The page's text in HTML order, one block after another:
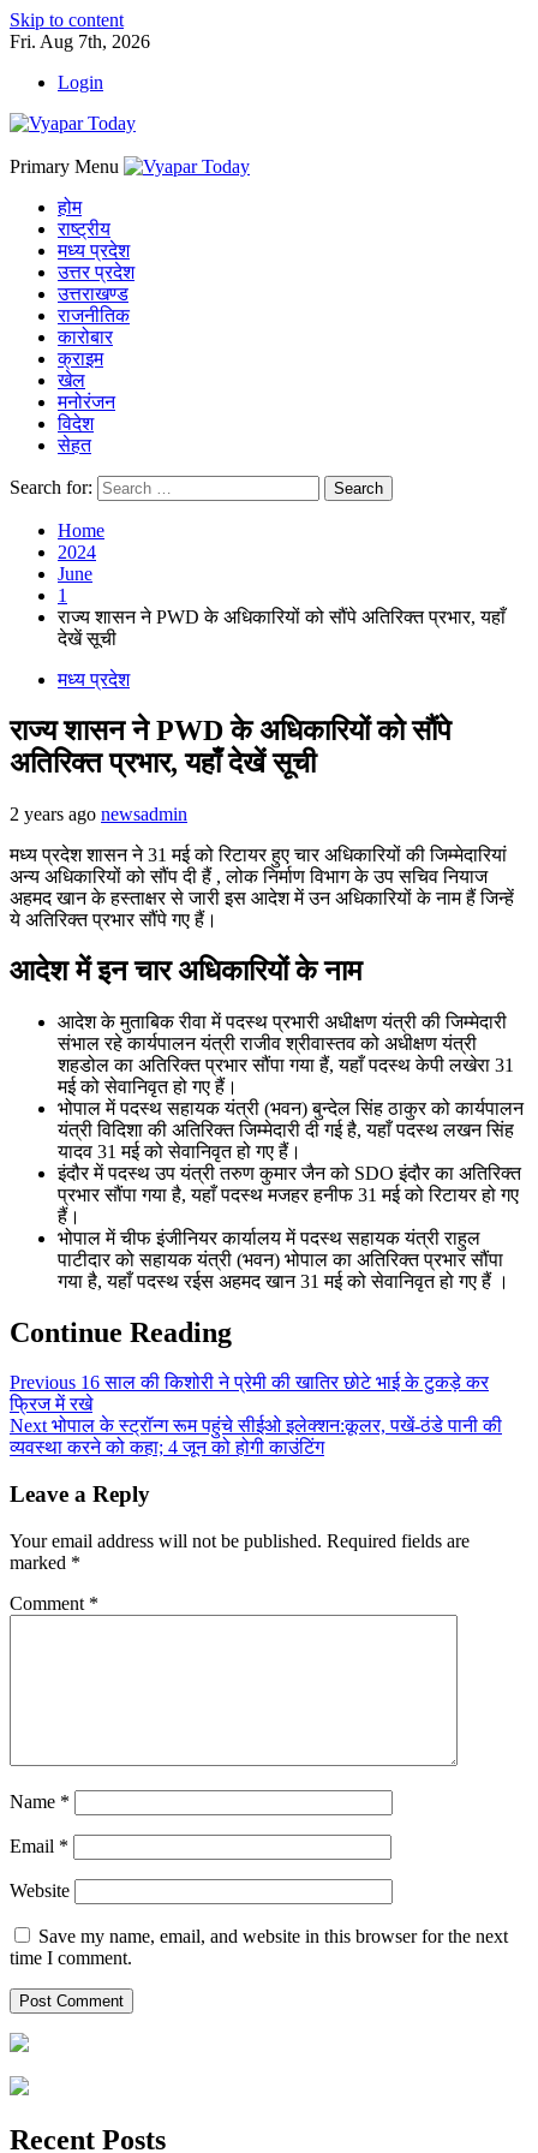
Skip to content
Fri. Aug 7th, 2026
Login
Primary Menu
होम
राष्ट्रीय
मध्य प्रदेश
उत्तर प्रदेश
उत्तराखण्ड
राजनीतिक
कारोबार
क्राइम
खेल
मनोरंजन
विदेश
सेहत
Search for:
Home
2024
June
1
राज्य शासन ने PWD के अधिकारियों को सौंपे अतिरिक्त प्रभार, यहाँ
देखें सूची
मध्य प्रदेश
राज्य शासन ने PWD के अधिकारियों को सौंपे
अतिरिक्त प्रभार, यहाँ देखें सूची
2 years ago newsadmin
मध्य प्रदेश शासन ने 31 मई को रिटायर हुए चार अधिकारियों की जिम्मेदारियां
अन्य अधिकारियों को सौंप दी हैं , लोक निर्माण विभाग के उप सचिव नियाज
अहमद खान के हस्ताक्षर से जारी इस आदेश में उन अधिकारियों के नाम हैं जिन्हें
ये अतिरिक्त प्रभार सौंपे गए हैं।
आदेश में इन चार अधिकारियों के नाम
आदेश के मुताबिक रीवा में पदस्थ प्रभारी अधीक्षण यंत्री की जिम्मेदारी
संभाल रहे कार्यपालन यंत्री राजीव श्रीवास्तव को अधीक्षण यंत्री
शहडोल का अतिरिक्त प्रभार सौंपा गया हैं, यहाँ पदस्थ केपी लखेरा 31
मई को सेवानिवृत हो गए हैं।
भोपाल में पदस्थ सहायक यंत्री (भवन) बुन्देल सिंह ठाकुर को कार्यपालन
यंत्री विदिशा की अतिरिक्त जिम्मेदारी दी गई है, यहाँ पदस्थ लखन सिंह
यादव 31 मई को सेवानिवृत हो गए हैं।
इंदौर में पदस्थ उप यंत्री तरुण कुमार जैन को SDO इंदौर का अतिरिक्त
प्रभार सौंपा गया है, यहाँ पदस्थ मजहर हनीफ 31 मई को रिटायर हो गए
हैं।
भोपाल में चीफ इंजीनियर कार्यालय में पदस्थ सहायक यंत्री राहुल
पाटीदार को सहायक यंत्री (भवन) भोपाल का अतिरिक्त प्रभार सौंपा
गया है, यहाँ पदस्थ रईस अहमद खान 31 मई को सेवानिवृत हो गए हैं ।
Continue Reading
Previous 16 साल की किशोरी ने प्रेमी की खातिर छोटे भाई के टुकड़े कर
फ्रिज में रखे
Nextभोपाल के स्ट्रॉन्ग रूम पहुंचे सीईओ इलेक्शन:कूलर, पखें-ठंडे पानी की
व्यवस्था करने को कहा; 4 जून को होगी काउंटिंग
Leave a Reply
Your email address will not be published. Required fields are
marked *
Comment *
Name *
Email *
Website
Save my name, email, and website in this browser for the next
time I comment.
Recent Posts